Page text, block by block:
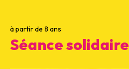
à partir de 8 ans
Séance solidaire